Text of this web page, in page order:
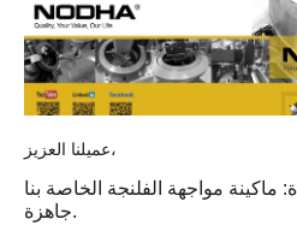
عميلنا العزيز،
ماكينة مواجهة الفلنجة الخاصة بنا
جاهزة.